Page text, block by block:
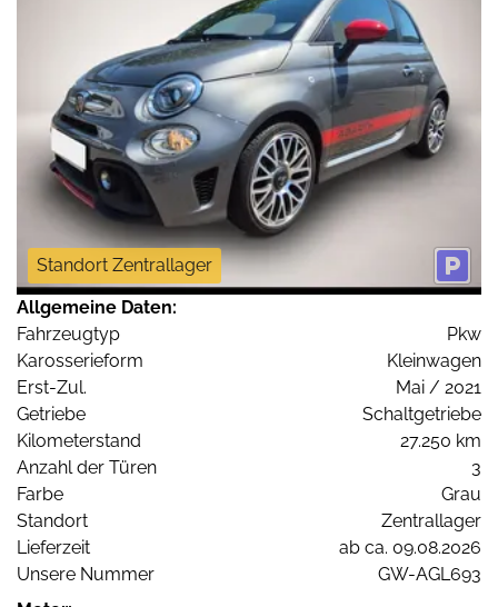
Standort Zentrallager
Allgemeine Daten:
Fahrzeugtyp
Pkw
Karosserieform
Kleinwagen
Erst-Zul.
Mai / 2021
Getriebe
Schaltgetriebe
Kilometerstand
27.250 km
Anzahl der Türen
3
Farbe
Grau
Standort
Zentrallager
Lieferzeit
ab ca. 09.08.2026
Unsere Nummer
GW-AGL693